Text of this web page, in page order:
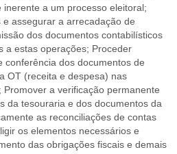
a um processo eleitoral;
assegurar a arrecadação de
dos documentos contabilísticos
a estas operações; Proceder
conferência dos documentos de
OT (receita e despesa) nas
Promover a verificação permanente
da tesouraria e dos documentos da
as reconciliações de contas
os elementos necessários e
das obrigações fiscais e demais